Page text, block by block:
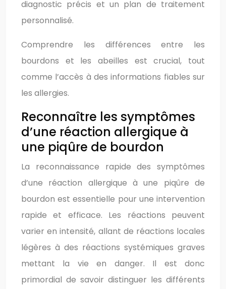
diagnostic précis et un plan de traitement
personnalisé.
Comprendre les différences entre les
bourdons et les abeilles est crucial, tout
comme l’accès à des informations fiables sur
les allergies.
Reconnaître les symptômes
d’une réaction allergique à
une piqûre de bourdon
La reconnaissance rapide des symptômes
d’une réaction allergique à une piqûre de
bourdon est essentielle pour une intervention
rapide et efficace. Les réactions peuvent
varier en intensité, allant de réactions locales
légères à des réactions systémiques graves
mettant la vie en danger. Il est donc
primordial de savoir distinguer les différents